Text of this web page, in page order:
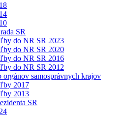
SR
do NR SR 2023
do NR SR 2020
do NR SR 2016
do NR SR 2012
samosprávnych krajov
2017
2013
SR